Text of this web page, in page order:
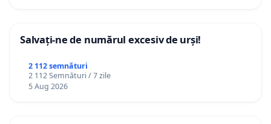
Salvați-ne de numărul excesiv de urși!
2 112 semnături
2 112 Semnături / 7 zile
5 Aug 2026